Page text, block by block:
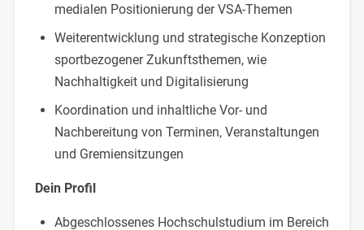
medialen Positionierung der VSA-Themen
Weiterentwicklung und strategische Konzeption
sportbezogener Zukunftsthemen, wie
Nachhaltigkeit und Digitalisierung
Koordination und inhaltliche Vor- und
Nachbereitung von Terminen, Veranstaltungen
und Gremiensitzungen
Dein Profil
Abgeschlossenes Hochschulstudium im Bereich